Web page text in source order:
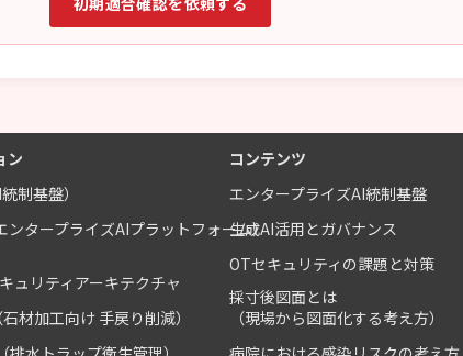
ン
制基盤）
タープライズAIプラットフォーム）
ュリティアーキテクチャ
材加工向け 手戻り削減）
コンテンツ
エンタープライズAI統制基盤
生成AI活用とガバナンス
OTセキュリティの課題と対策
採寸後図面とは
（現場から図面化する考え方）